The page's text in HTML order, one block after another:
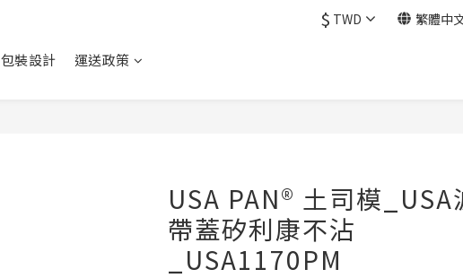
$ TWD 繁體中
包裝設計 運送政策
USA PAN® 土司模_USA
帶蓋矽利康不沾
_USA1170PM